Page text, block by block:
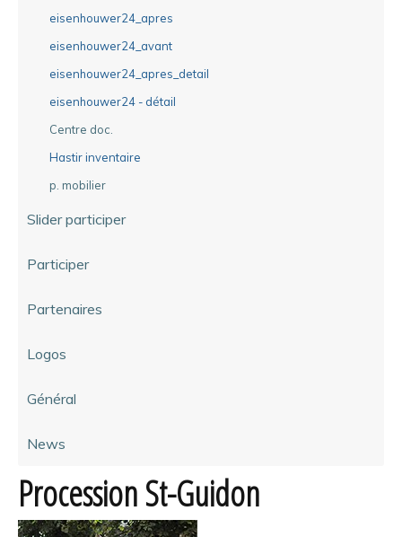
eisenhouwer24_apres
eisenhouwer24_avant
eisenhouwer24_apres_detail
eisenhouwer24 - détail
Centre doc.
Hastir inventaire
p. mobilier
Slider participer
Participer
Partenaires
Logos
Général
News
Procession St-Guidon